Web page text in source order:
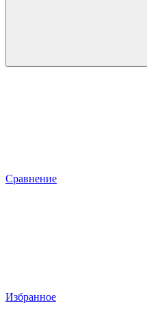
Сравнение
Избранное